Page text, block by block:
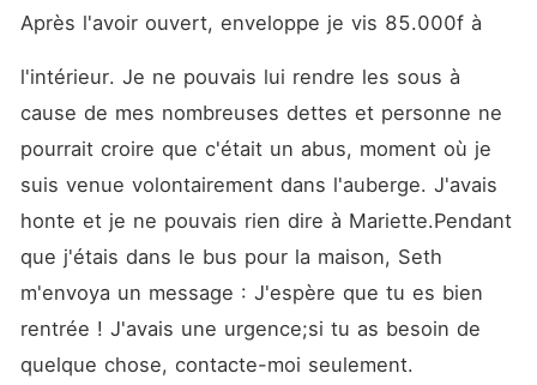
Après l'avoir ouvert, enveloppe je vis 85.000f à
l'intérieur. Je ne pouvais lui rendre les sous à
cause de mes nombreuses dettes et personne ne
pourrait croire que c'était un abus, moment où je
suis venue volontairement dans l'auberge. J'avais
honte et je ne pouvais rien dire à Mariette.Pendant
que j'étais dans le bus pour la maison, Seth
m'envoya un message : J'espère que tu es bien
rentrée ! J'avais une urgence;si tu as besoin de
quelque chose, contacte-moi seulement.